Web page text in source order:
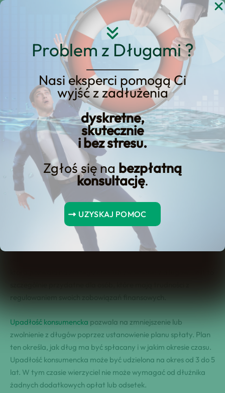
Problem z Długami ?
Nasi eksperci pomogą Ci
wyjść z zadłużenia
dyskretne,
skutecznie
i bez stresu.
Zgłoś się na bezpłatną
konsultację.
UZYSKAJ POMOC
Przejdź
Czy Upadłość
Konsumencka może
pomóc w odzyskaniu
Finansowej Równowagi?
Czy Upadłość Konsumencka może pomóc w odzyskaniu
Finansowej Równowagi?
Upadłość konsumencka jest jedną z najskuteczniejszych
metod, które pozwalają osobom zmagającym się z długami
Upadłość konsumencka pozwala na zmniejszenie lub
zwolnienie z długów poprzez ustanowienie planu spłaty. Plan
ten określa, jak dług ma być spłacany i w jakim okresie czasu.
Upadłość konsumencka może być udzielona na okres od 3 do 5
lat. W tym czasie wierzyciel nie może wymagać od dłużnika
żadnych dodatkowych opłat lub odsetek.